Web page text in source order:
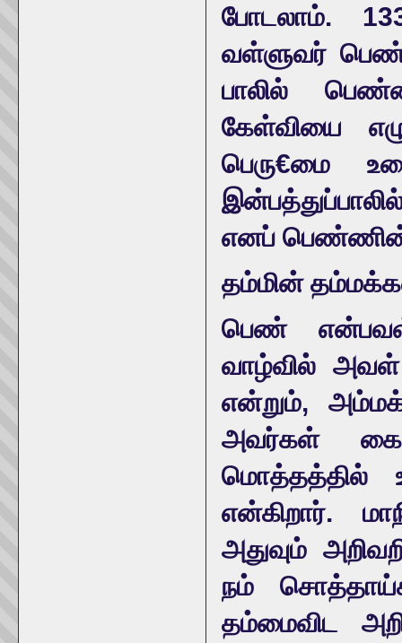
போடலாம்.
வள்ளுவர்
பாலில்
கேள்வியை
பெரு€மை
எனப் பெண்ணின்
தம்மின்
பெண்
வாழ்வில் அவள்
என்றும்,
அவர்கள்
மொத்தத்தில்
என்கிறார்.
அதுவும்
நம்
தம்மைவிட